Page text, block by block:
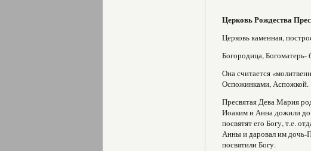
Церковь Рождества
Церковь каменная,
Богородица,
Она считается
Оспожинками, Аспожкой.
Пресвятая Дева Мария
Иоаким и Анна дожили до
посвятят его Богу, т.е.
Анны и даровал им дочь-
посвятили Богу.